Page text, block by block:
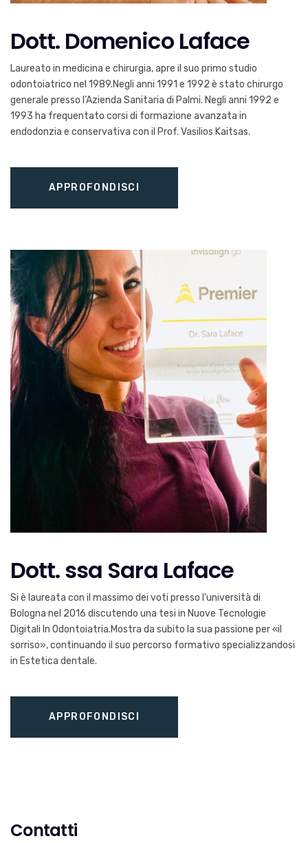
Dott. Domenico Laface
Laureato in medicina e chirurgia, apre il suo primo studio
odontoiatrico nel 1989.Negli anni 1991 e 1992 è stato chirurgo
generale presso l’Azienda Sanitaria di Palmi. Negli anni 1992 e
1993 ha frequentato corsi di formazione avanzata in
endodonzia e conservativa con il Prof. Vasilios Kaitsas.
APPROFONDISCI
Dott. ssa Sara Laface
Si è laureata con il massimo dei voti presso l’università di
Bologna nel 2016 discutendo una tesi in Nuove Tecnologie
Digitali In Odontoiatria.Mostra da subito la sua passione per «il
sorriso», continuando il suo percorso formativo specializzandosi
in Estetica dentale.
APPROFONDISCI
Contatti